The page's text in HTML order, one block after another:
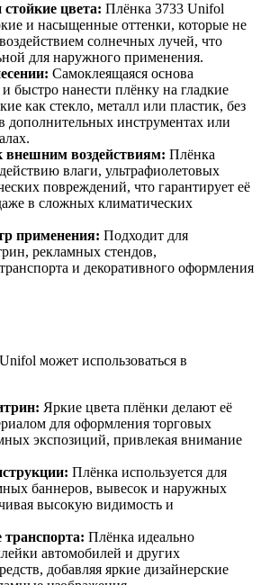
цвета: Плёнка 3733 Unifol
и насыщенные оттенки, которые не
солнечных лучей, что
для наружного применения.
Самоклеящаяся основа
и быстро нанести плёнку на гладкие
как стекло, металл или пластик, без
дополнительных инструментах или
внешним воздействиям: Плёнка
влаги, ультрафиолетовых
повреждений, что гарантирует её
в сложных климатических
применения: Подходит для
рекламных стендов,
и декоративного оформления
может использоваться в
Яркие цвета плёнки делают её
для оформления торговых
экспозиций, привлекая внимание
Плёнка используется для
баннеров, вывесок и наружных
высокую видимость и
Плёнка идеально
автомобилей и других
добавляя яркие дизайнерские